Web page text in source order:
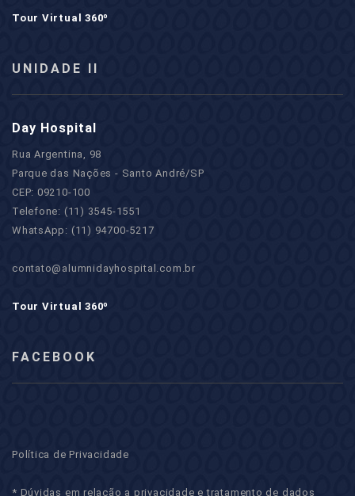
Tour Virtual 360º
UNIDADE II
Day Hospital
Rua Argentina, 98
Parque das Nações - Santo André/SP
CEP: 09210-100
Telefone: (11) 3545-1551
WhatsApp: (11) 94700-5217
contato@alumnidayhospital.com.br
Tour Virtual 360º
FACEBOOK
Política de Privacidade
* Dúvidas em relação a privacidade e tratamento de dados